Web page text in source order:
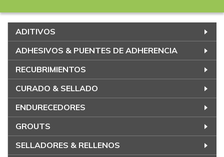
ADITIVOS
ADHESIVOS & PUENTES DE ADHERENCIA
RECUBRIMIENTOS
CURADO & SELLADO
ENDURECEDORES
GROUTS
SELLADORES & RELLENOS